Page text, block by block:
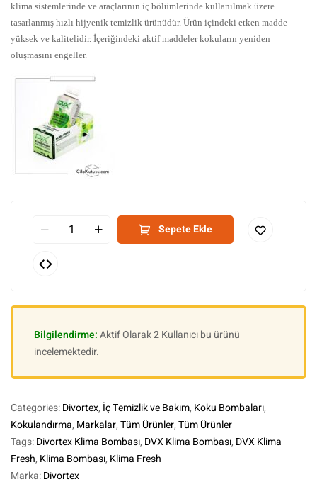
klima sistemlerinde ve araçlarının iç bölümlerinde kullanılmak üzere
tasarlanmış hızlı hijyenik temizlik ürünüdür. Ürün içindeki etken madde
yüksek ve kalitelidir. İçeriğindeki aktif maddeler kokuların yeniden
oluşmasını engeller.
Sepete Ekle
Bilgilendirme:Aktif Olarak2Kullanıcı bu ürünü
incelemektedir.
Categories:Divortex, İç Temizlik ve Bakım, Koku Bombaları,
Kokulandırma, Markalar,Tüm Ürünler,Tüm Ürünler
Tags:Divortex Klima Bombası, DVX Klima Bombası, DVX Klima
Fresh, Klima Bombası, Klima Fresh
Marka:Divortex